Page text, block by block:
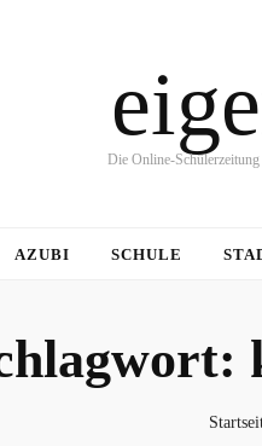
Die Online-
AZUBI SCHULE